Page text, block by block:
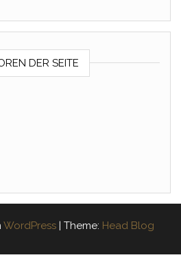
DER SEITE
WordPress | Theme: Head Blog